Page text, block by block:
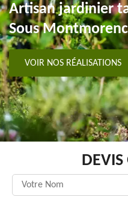
Artisan jardinier
Sous
VOIR NOS RÉALISATIONS
DEVIS